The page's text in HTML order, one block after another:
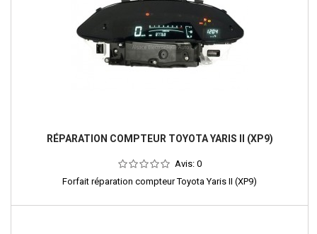
RÉPARATION COMPTEUR TOYOTA YARIS II (XP9)
Avis: 0
Forfait réparation compteur Toyota Yaris II (XP9)